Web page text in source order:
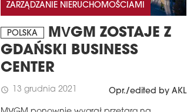
ZARZĄDZANIE NIERUCHOMOŚCIAMI
POLSKA
MVGM ZOSTAJE Z
GDAŃSKI BUSINESS
CENTER
schedule 13 grudnia 2021 Opr./edited by AKL